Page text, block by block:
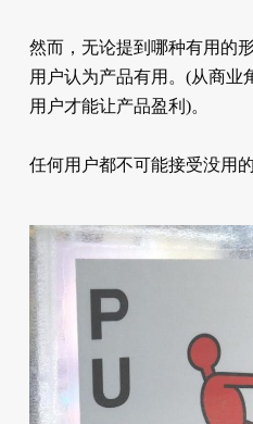
然而，无论提到哪种有用的
用户认为产品有用。(从商业
用户才能让产品盈利)。
任何用户都不可能接受没用的